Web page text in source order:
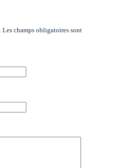
Les champs obligatoires sont